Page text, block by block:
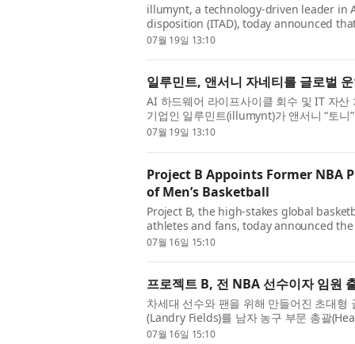
illumynt, a technology-driven leader in
disposition (ITAD), today announced
as Senior Vice President of Global
07월 19일 13:10
일루민트, 앤서니 자네티를 글로벌
AI 하드웨어 라이프사이클 회수 및 IT 자
기업인 일루민트(illumynt)가 앤서니 “토
자로 글로벌 운영 부문 수석 부사장으로
07월 19일 13:10
Project B Appoints Former NBA
of Men’s Basketball
Project B, the high-stakes global
athletes and fans, today announced
Basketball. Building on the foundation
07월 16일 15:10
프로젝트 B, 전 NBA 선수이자 임원
차세대 선수와 팬을 위해 만들어진 초대
(Landry Fields)를 남자 농구 부문 총괄
트 B가 창립 초기부터 전 세계 최고의 여자
07월 16일 15:10